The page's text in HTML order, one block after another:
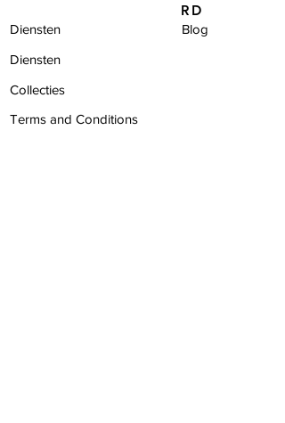
Diensten
RD
Blog
Diensten
Collecties
Terms and Conditions